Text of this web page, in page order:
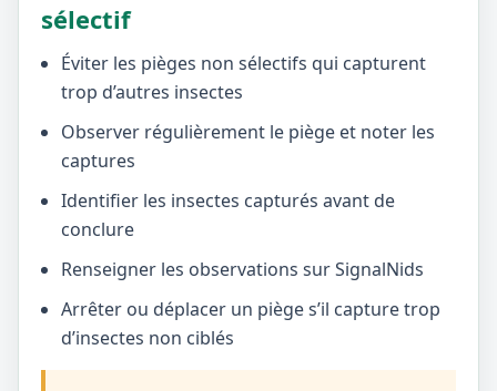
sélectif
Éviter les pièges non sélectifs qui capturent
trop d’autres insectes
Observer régulièrement le piège et noter les
captures
Identifier les insectes capturés avant de
conclure
Renseigner les observations sur SignalNids
Arrêter ou déplacer un piège s’il capture trop
d’insectes non ciblés